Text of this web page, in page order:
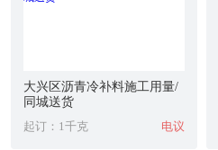
大兴区沥青冷补料施工用量/
同城送货
起订：1千克 电议